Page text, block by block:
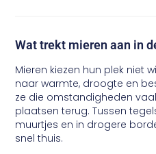
Wat trekt mieren aan in
Mieren kiezen hun plek niet
naar warmte, droogte en
ze die omstandigheden
plaatsen terug. Tussen
muurtjes en in drogere
snel thuis.